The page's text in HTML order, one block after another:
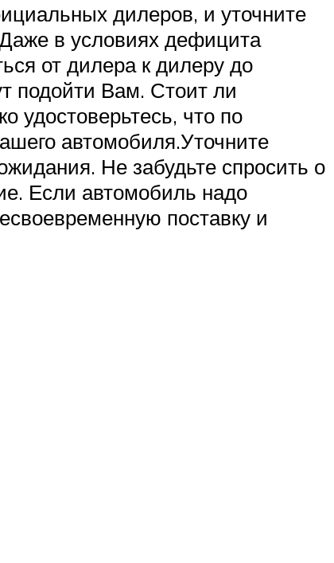
дилеров, и уточните
в условиях дефицита
от дилера к дилеру до
подойти Вам. Стоит ли
удостоверьтесь, что по
автомобиля.Уточните
Не забудьте спросить о
Если автомобиль надо
поставку и